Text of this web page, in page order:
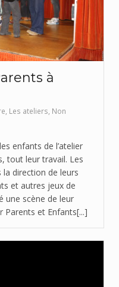
à
Les ateliers Non
enfants de l’atelier
tout leur travail. Les
direction de leurs
et autres jeux de
une scène de leur
Parents et Enfants[...]